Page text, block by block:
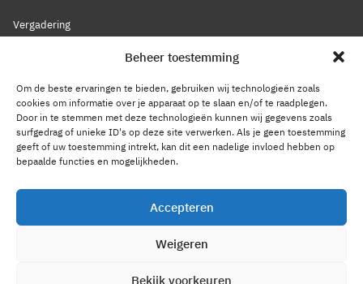
Beheer toestemming
Om de beste ervaringen te bieden, gebruiken wij technologieën zoals
cookies om informatie over je apparaat op te slaan en/of te raadplegen.
Door in te stemmen met deze technologieën kunnen wij gegevens zoals
surfgedrag of unieke ID's op deze site verwerken. Als je geen toestemming
geeft of uw toestemming intrekt, kan dit een nadelige invloed hebben op
bepaalde functies en mogelijkheden.
Accepteren
Weigeren
Bekijk voorkeuren
Vergadering
Bestuur
Leden
Voorwaarden
Reglement
Statuten
Privacy Statement